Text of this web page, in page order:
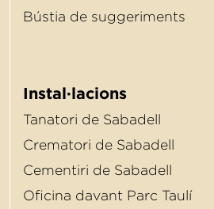
Bústia de suggeriments
Instal·lacions
Tanatori de Sabadell
Crematori de Sabadell
Cementiri de Sabadell
Oﬁcina davant Parc Taulí